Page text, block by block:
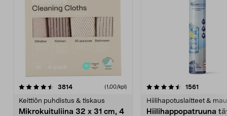
3814arvostelut (1,00/kpl)
Keittiön puhdistus & tiskaus
Mikrokuituliina 32 x 31 cm, 4
4.5viidestä
1561
Hiilihapotuslaitteet &
Hiilihappopatruuna
4.5viidestä